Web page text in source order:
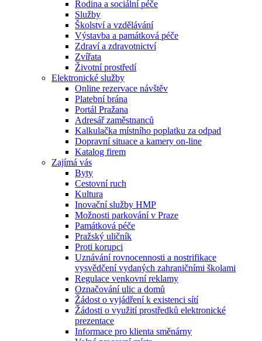
Rodina a sociální péče
Služby
Školství a vzdělávání
Výstavba a památková péče
Zdraví a zdravotnictví
Zvířata
Životní prostředí
Elektronické služby
Online rezervace návštěv
Platební brána
Portál Pražana
Adresář zaměstnanců
Kalkulačka místního poplatku za odpad
Dopravní situace a kamery on-line
Katalog firem
Zajímá vás
Byty
Cestovní ruch
Kultura
Inovační služby HMP
Možnosti parkování v Praze
Památková péče
Pražský uličník
Proti korupci
Uznávání rovnocennosti a nostrifikace
vysvědčení vydaných zahraničními školami
Regulace venkovní reklamy
Označování ulic a domů
Žádost o vyjádření k existenci sítí
Žádosti o využití prostředků elektronické
prezentace
Informace pro klienta směnárny